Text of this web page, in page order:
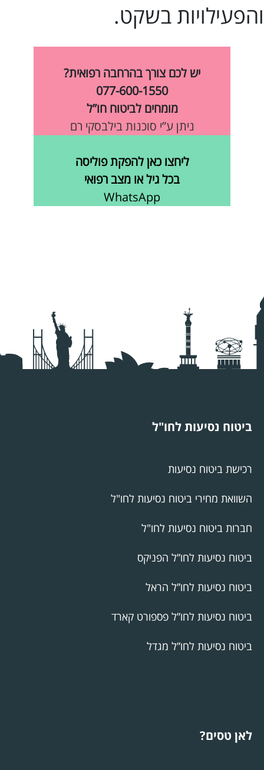
והפעילויות בשקט.
יש לכם צורך בהרחבה רפואית?
077-600-1550
מומחים לביטוח חו”ל
ניתן ע”י סוכנות בילבסקי רם
ליחצו כאן להפקת פוליסה
בכל גיל או מצב רפואי
WhatsApp
ביטוח נסיעות לחו"ל
רכישת ביטוח נסיעות
השוואת מחירי ביטוח נסיעות לחו"ל
חברות ביטוח נסיעות לחו"ל
ביטוח נסיעות לחו”ל הפניקס
ביטוח נסיעות לחו”ל הראל
ביטוח נסיעות לחו”ל פספורט קארד
ביטוח נסיעות לחו”ל מגדל
לאן טסים?